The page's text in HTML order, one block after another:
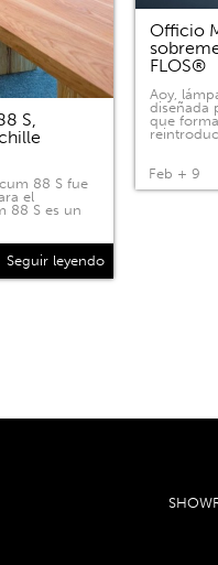
Officio
FLOS®
Aoy,
diseñada
que
Feb + 9
S,
88 S fue
el
88 S es un
Seguir leyendo